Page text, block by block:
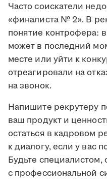
Часто соискатели
«финалиста № 2». В
понятие контрофера:
может в последний
месте или уйти к
отреагировали на
на звонок.
Напишите рекрутеру
ваш продукт и
остаться в кадровом
к диалогу, если у вас
Будьте специалистом,
с профессиональной